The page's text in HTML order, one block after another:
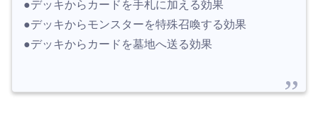
●デッキからカードを手札に加える効果
●デッキからモンスターを特殊召喚する効果
●デッキからカードを墓地へ送る効果